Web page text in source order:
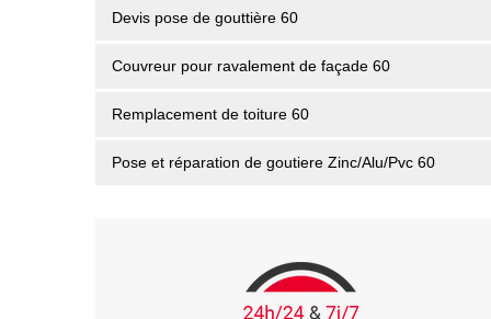
Devis pose de gouttière 60
Couvreur pour ravalement de façade 60
Remplacement de toiture 60
Pose et réparation de goutiere Zinc/Alu/Pvc 60